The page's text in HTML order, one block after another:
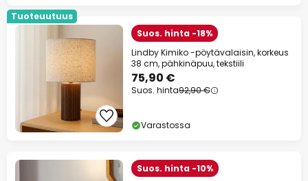
Tuoteuutuus
Suos. hinta -18%
Lindby Kimiko -pöytävalaisin, korkeus
38 cm, pähkinäpuu, tekstiili
75,90 €
Suos. hinta92,90 €
Varastossa
Suos. hinta -10%